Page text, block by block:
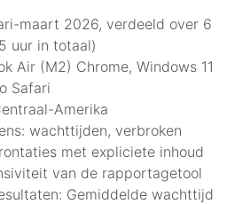
maart 2026, verdeeld over 6
uur in totaal)
Air (M2) Chrome, Windows 11
Safari
Amerika
wachttijden, verbroken
met expliciete inhoud
van de rapportagetool
Gemiddelde wachttijd